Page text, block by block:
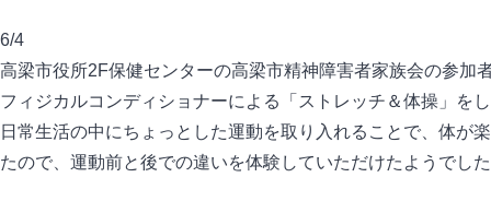
6/4
高梁市役所2F保健センターの高梁市精神障害者家族会の参加
フィジカルコンディショナーによる「ストレッチ＆体操」を
日常生活の中にちょっとした運動を取り入れることで、体が
たので、運動前と後での違いを体験していただけたようでし